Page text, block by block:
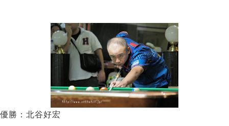
優勝：北谷好宏